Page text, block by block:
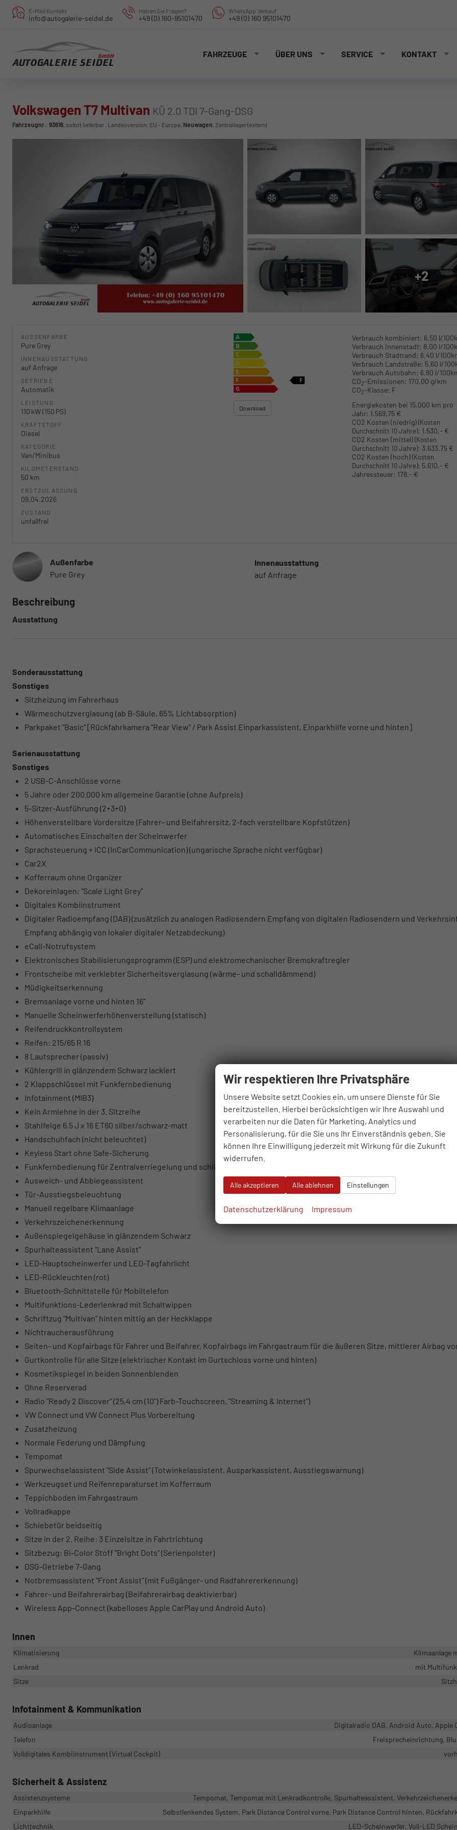
E-Mail Kontakt
info@autogalerie-seidel.de
Haben Sie Fragen?
+49 (0) 160-95101470
WhatsApp Verkauf
+49 (0) 160 95101470
FAHRZEUGE ÜBER UNS SERVICE KONTAKT
Volkswagen T7 Multivan KÜ 2.0 TDI 7-Gang-DSG
Fahrzeugnr.: 93616, sofort lieferbar , Landesversion: EU - Europa, Neuwagen, Zentrallager (extern)
+2
AUSSENFARBE
Pure Grey
INNENAUSSTATTUNG
auf Anfrage
GETRIEBE
Automatik
LEISTUNG
110 kW (150 PS)
KRAFTSTOFF
Diesel
KATEGORIE
Van/Minibus
KILOMETERSTAND
50 km
ERSTZULASSUNG
09.04.2026
ZUSTAND
unfallfrei
Verbrauch kombiniert: 6,50 l/
Verbrauch Innenstadt: 8,00 l/
Verbrauch Stadtrand: 6,40 l/
Verbrauch Landstraße: 5,60 l/
Verbrauch Autobahn: 6,80 l/
CO2-Emissionen: 170,00 g/km
CO2-Klasse: F
Download
Energiekosten bei 15.000 km pro
Jahr: 1.569,75 €
CO2 Kosten (niedrig)(Kosten
Durchschnitt 10 Jahre): 1.530,- €
CO2 Kosten (mittel)(Kosten
Durchschnitt 10 Jahre): 3.633,75 €
CO2 Kosten (hoch)(Kosten
Durchschnitt 10 Jahre): 5.610,- €
Jahressteuer: 178,- €
Außenfarbe
Pure Grey
Innenausstattung
auf Anfrage
Beschreibung
Ausstattung
Sonderausstattung
Sonstiges
Sitzheizung im Fahrerhaus
Wärmeschutzverglasung (ab B-Säule, 65% Lichtabsorption)
Parkpaket "Basic" [Rückfahrkamera "Rear View" / Park Assist Einparkassistent, Einparkhilfe vorne und hinten]
Serienausstattung
Sonstiges
2 USB-C-Anschlüsse vorne
5 Jahre oder 200.000 km allgemeine Garantie (ohne Aufpreis)
5-Sitzer-Ausführung (2+3+0)
Höhenverstellbare Vordersitze (Fahrer- und Beifahrersitz, 2-fach verstellbare Kopfstützen)
Automatisches Einschalten der Scheinwerfer
Sprachsteuerung + ICC (InCarCommunication) (ungarische Sprache nicht verfügbar)
Car2X
Kofferraum ohne Organizer
Dekoreinlagen: "Scale Light Grey"
Digitales Kombiinstrument
Digitaler Radioempfang (DAB) (zusätzlich zu analogen Radiosendern Empfang von digitalen Radiosendern und
Empfang abhängig von lokaler digitaler Netzabdeckung)
eCall-Notrufsystem
Elektronisches Stabilisierungsprogramm (ESP) und elektromechanischer Bremskraftregler
Frontscheibe mit verklebter Sicherheitsverglasung (wärme- und schalldämmend)
Müdigkeitserkennung
Bremsanlage vorne und hinten 16"
Manuelle Scheinwerferhöhenverstellung (statisch)
Reifendruckkontrollsystem
Reifen: 215/65 R 16
8 Lautsprecher (passiv)
Kühlergrill in glänzendem Schwarz lackiert
2 Klappschlüssel mit Funkfernbedienung
Infotainment (MIB3)
Kein Armlehne in der 3. Sitzreihe
Stahlfelge 6,5 J x 16 ET60 silber/schwarz-matt
Handschuhfach (nicht beleuchtet)
Keyless Start ohne Safe-Sicherung
Funkfernbedienung für Zentralverriegelung und schlüsselloses Starten
Ausweich- und Abbiegeassistent
Tür-Ausstiegsbeleuchtung
Manuell regelbare Klimaanlage
Verkehrszeichenerkennung
Außenspiegelgehäuse in glänzendem Schwarz
Spurhalteassistent "Lane Assist"
LED-Hauptscheinwerfer und LED-Tagfahrlicht
LED-Rückleuchten (rot)
Bluetooth-Schnittstelle für Mobiltelefon
Multifunktions-Lederlenkrad mit Schaltwippen
Schriftzug "Multivan" hinten mittig an der Heckklappe
Nichtraucherausführung
Seiten- und Kopfairbags für Fahrer und Beifahrer, Kopfairbags im Fahrgastraum für die äußeren Sitze, mittlerer Airbag
Gurtkontrolle für alle Sitze (elektrischer Kontakt im Gurtschloss vorne und hinten)
Kosmetikspiegel in beiden Sonnenblenden
Ohne Reserverad
Radio "Ready 2 Discover" (25,4 cm (10") Farb-Touchscreen, "Streaming & Internet")
VW Connect und VW Connect Plus Vorbereitung
Zusatzheizung
Normale Federung und Dämpfung
Tempomat
Spurwechselassistent "Side Assist" (Totwinkelassistent, Ausparkassistent, Ausstiegswarnung)
Werkzeugset und Reifenreparaturset im Kofferraum
Teppichboden im Fahrgastraum
Vollradkappe
Schiebetür beidseitig
Sitze in der 2. Reihe: 3 Einzelsitze in Fahrtrichtung
Sitzbezug: Bi-Color Stoff "Bright Dots" (Serienpolster)
DSG-Getriebe 7-Gang
Notbremsassistent "Front Assist" (mit Fußgänger- und Radfahrererkennung)
Fahrer- und Beifahrerairbag (Beifahrerairbag deaktivierbar)
Wireless App-Connect (kabelloses Apple CarPlay und Android Auto)
Innen
Klimatisierung
Klimaanlage
Lenkrad
mit
Sitze
Infotainment & Kommunikation
Audioanlage
Digitalradio DAB, Android Auto, Apple
Telefon
Freisprecheinrichtung,
Volldigitales Kombiinstrument (Virtual Cockpit)
Sicherheit & Assistenz
Assistenzsysteme
Tempomat, Tempomat mit Lenkradkontrolle, Spurhalteassistent,
Einparkhilfe
Selbstlenkendes System, Park Distance Control vorne, Park Distance Control hinten,
Lichttechnik
LED-Scheinwerfer, Voll-LED
Wir respektieren Ihre Privatsphäre
Unsere Website setzt Cookies ein, um unsere Dienste für Sie
bereitzustellen. Hierbei berücksichtigen wir Ihre Auswahl und
verarbeiten nur die Daten für Marketing, Analytics und
Personalisierung, für die Sie uns Ihr Einverständnis geben. Sie
können Ihre Einwilligung jederzeit mit Wirkung für die Zukunft
widerrufen.
Alle akzeptieren Alle ablehnen Einstellungen
Datenschutzerklärung Impressum